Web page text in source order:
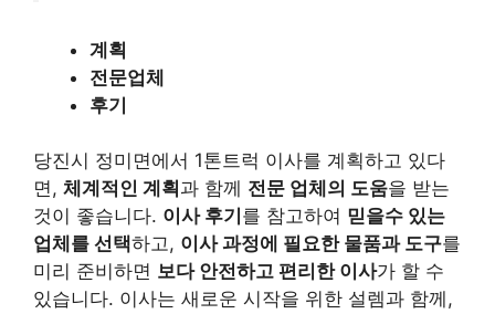
계획
전문업체
후기
당진시 정미면에서 1톤트럭 이사를 계획하고 있다
면, 체계적인 계획 과 함께 전문 업체의 도움을 받는
것이 좋습니다. 이사 후기 를 참고하여 믿을수 있는
업체를 선택하고, 이사 과정에 필요한 물품과 도구를
미리 준비하면 보다 안전하고 편리한 이사가 할 수
있습니다. 이사는 새로운 시작을 위한 설렘과 함께,